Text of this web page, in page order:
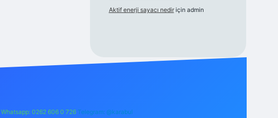
Aktif enerji sayacı nediriçin admin
Whatsapp: 0262 606 0 726 Telegram: @karabul